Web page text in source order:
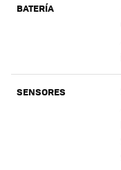
BATERÍA
SENSORES